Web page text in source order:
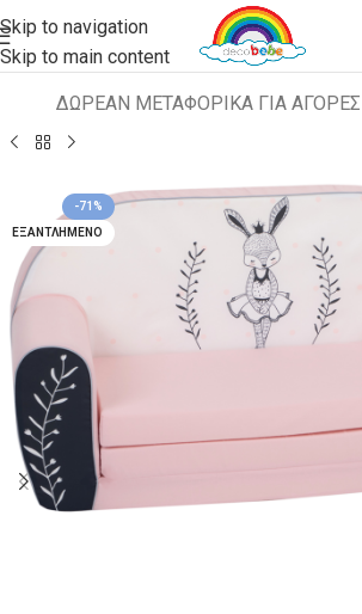
Skip to navigation
Skip to main content
ΔΩΡΕΑΝ ΜΕΤΑΦΟΡΙΚΑ ΓΙΑ
Αρχική σελίδα ΠΑΙΔΙΚΑ ΚΑΘΙΣΜΑΤΑ
-71%
ΕΞΑΝΤΛΗΜΈΝΟ